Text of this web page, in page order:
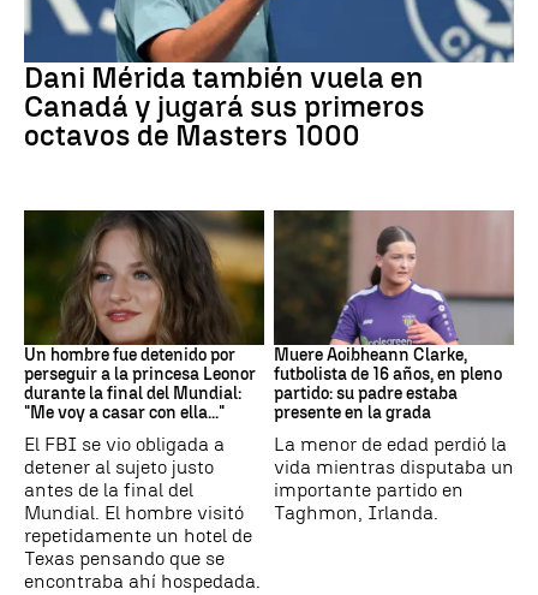
Dani Mérida también vuela en
Canadá y jugará sus primeros
octavos de Masters 1000
Mundial 2026
Un hombre fue detenido por
perseguir a la princesa Leonor
durante la final del Mundial:
"Me voy a casar con ella..."
El FBI se vio obligada a
detener al sujeto justo
antes de la final del
Mundial. El hombre visitó
repetidamente un hotel de
Texas pensando que se
encontraba ahí hospedada.
Muere Aoibheann Clarke,
futbolista de 16 años, en pleno
partido: su padre estaba
presente en la grada
La menor de edad perdió la
vida mientras disputaba un
importante partido en
Taghmon, Irlanda.